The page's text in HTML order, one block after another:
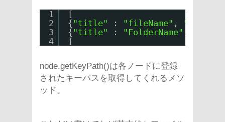
1
2
3
4
[
{"title" : "fileName" , "isLazy"
{"title" : "FolderName"
]
node.getKeyPath()は各ノードに登録
されたキーパスを取得してくれるメソ
ッド。